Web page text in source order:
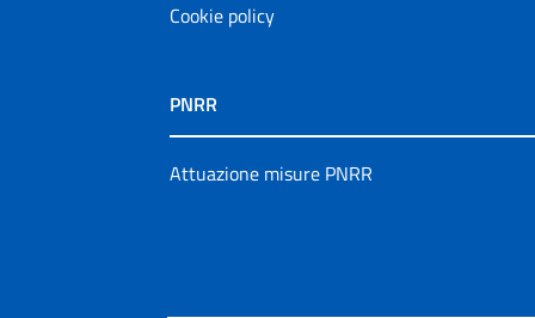
Cookie policy
PNRR
Attuazione misure PNRR